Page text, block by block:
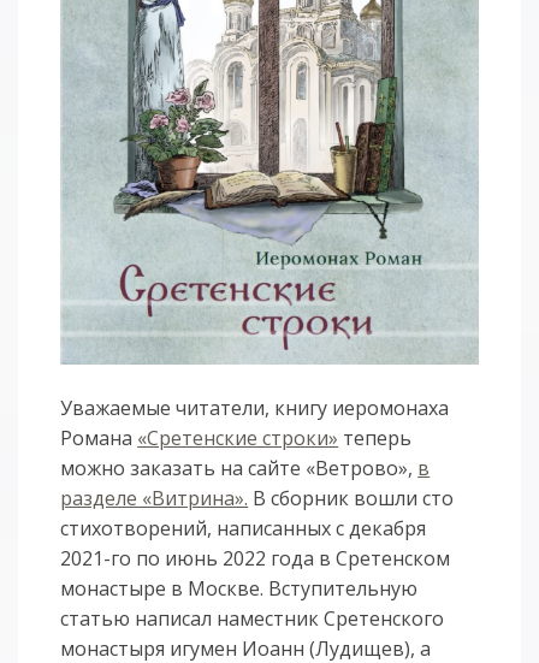
Уважаемые читатели, книгу иеромонаха
Романа «Сретенские строки» теперь
можно заказать на сайте «Ветрово», в
разделе «Витрина». В сборник вошли сто
стихотворений, написанных с декабря
2021-го по июнь 2022 года в Сретенском
монастыре в Москве. Вступительную
статью написал наместник Сретенского
монастыря игумен Иоанн (Лудищев), а